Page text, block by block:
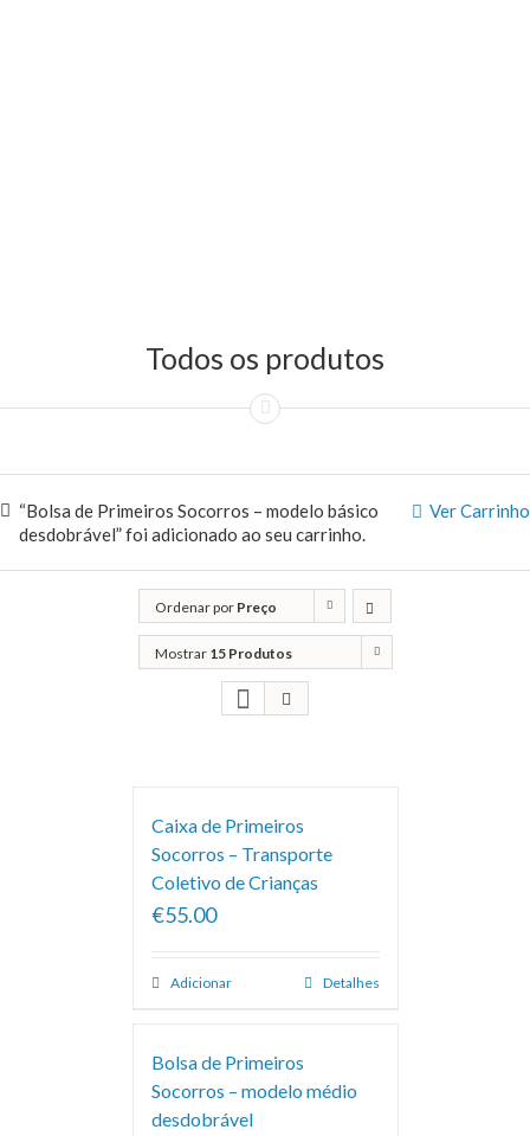
Todos os produtos
Ver Carrinho
“Bolsa de Primeiros Socorros – modelo básico
desdobrável” foi adicionado ao seu carrinho.
Ordenar por Preço
Mostrar 15 Produtos
Caixa de Primeiros
Socorros – Transporte
Coletivo de Crianças
€55.00
Adicionar Detalhes
Bolsa de Primeiros
Socorros – modelo médio
desdobrável